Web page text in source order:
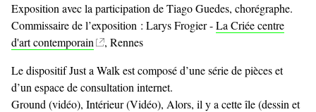
Exposition avec la participation de Tiago Guedes, chorégraphe.
Commissaire de l’exposition : Larys Frogier -La Criée centre
d'art contemporain
, Rennes
Le dispositif Just a Walk est composé d’une série de pièces et
d’un espace de consultation internet.
Ground (vidéo), Intérieur (Vidéo), Alors, il y a cette île (dessin et